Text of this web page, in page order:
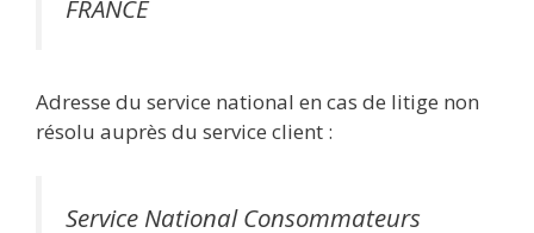
FRANCE
Adresse du service national en cas de litige non
résolu auprès du service client :
Service National Consommateurs